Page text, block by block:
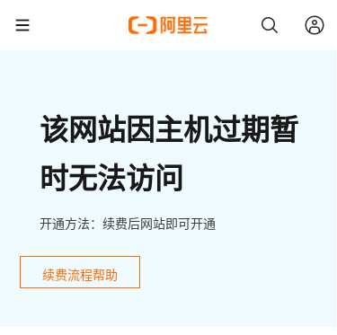
该网站因主机过期暂
时无法访问
开通方法：续费后网站即可开通
续费流程帮助